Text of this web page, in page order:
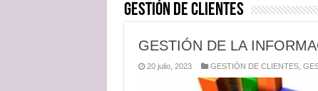
GESTIÓN DE CLIENTES
GESTIÓN DE LA
20 julio, 2023 GESTIÓN DE CLIENTES,